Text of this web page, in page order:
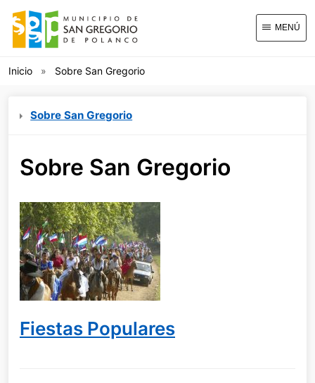
MENÚ
Inicio Sobre San Gregorio
Sobre San Gregorio
Sobre San Gregorio
Fiestas Populares